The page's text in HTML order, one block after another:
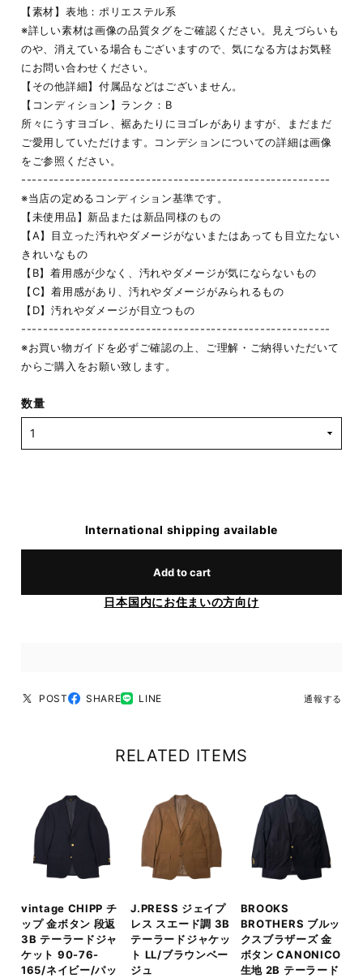
【素材】表地：ポリエステル系
※詳しい素材は画像の品質タグをご確認ください。見えづらいも
のや、消えている場合もございますので、気になる方はお気軽
にお問い合わせください。
【その他詳細】付属品などはございません。
【コンディション】ランク：B
所々にうすヨゴレ、裾あたりにヨゴレがありますが、まだまだ
ご愛用していただけます。コンデションについての詳細は画像
をご参照ください。
---------------------------------------------------------
※当店の定めるコンディション基準です。
【未使用品】新品または新品同様のもの
【A】目立った汚れやダメージがないまたはあっても目立たない
きれいなもの
【B】着用感が少なく、汚れやダメージが気にならないもの
【C】着用感があり、汚れやダメージがみられるもの
【D】汚れやダメージが目立つもの
---------------------------------------------------------
※お買い物ガイドを必ずご確認の上、ご理解・ご納得いただいて
からご購入をお願い致します。
数量
International shipping available
Add to cart
日本国内にお住まいの方向け
POST SHARE LINE 通報する
RELATED ITEMS
vintage CHIPP チ
ップ 金ボタン 段返
3B テーラードジャ
ケット 90-76-
165/ネイビー/パッ
J.PRESS ジェイプ
レス スエード調 3B
テーラードジャケッ
ト LL/ブラウンベー
ジュ
BROOKS
BROTHERS ブルッ
クスブラザーズ 金
ボタン CANONICO
生地 2B テーラード